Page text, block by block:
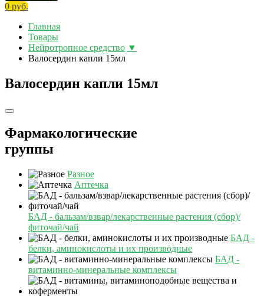
0 руб.
Главная
Товары
Нейротропное средство ▼
Валосердин капли 15мл
Валосердин капли 15мл
Фармакологические
группы
Разное
Аптечка
БАД - бальзам/взвар/лекарственные растения (сбор)/
фиточай/чай
БАД -
белки, аминокислоты и их производные
БАД -
витаминно-минеральные комплексы